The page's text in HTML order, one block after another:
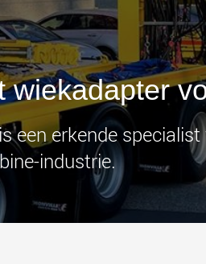
lichtere
een erkende
industrie.